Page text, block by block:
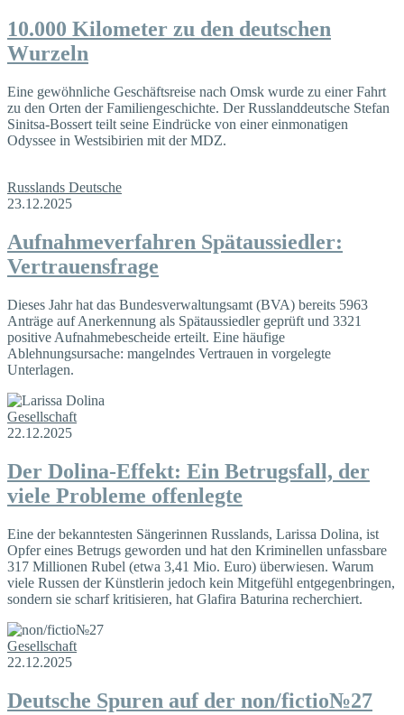
10.000 Kilometer zu den deutschen
Wurzeln
Eine gewöhnliche Geschäftsreise nach Omsk wurde zu einer Fahrt
zu den Orten der Familiengeschichte. Der Russlanddeutsche Stefan
Sinitsa-Bossert teilt seine Eindrücke von einer einmonatigen
Odyssee in Westsibirien mit der MDZ.
Russlands Deutsche
23.12.2025
Aufnahmeverfahren Spätaussiedler:
Vertrauensfrage
Dieses Jahr hat das Bundesverwaltungsamt (BVA) bereits 5963
Anträge auf Anerkennung als Spätaussiedler geprüft und 3321
positive Aufnahmebescheide erteilt. Eine häufige
Ablehnungsursache: mangelndes Vertrauen in vorgelegte
Unterlagen.
Gesellschaft
22.12.2025
Der Dolina-Effekt: Ein Betrugsfall, der
viele Probleme offenlegte
Eine der bekanntesten Sängerinnen Russlands, Larissa Dolina, ist
Opfer eines Betrugs geworden und hat den Kriminellen unfassbare
317 Millionen Rubel (etwa 3,41 Mio. Euro) überwiesen. Warum
viele Russen der Künstlerin jedoch kein Mitgefühl entgegenbringen,
sondern sie scharf kritisieren, hat Glafira Baturina recherchiert.
Gesellschaft
22.12.2025
Deutsche Spuren auf der non/fictio№27